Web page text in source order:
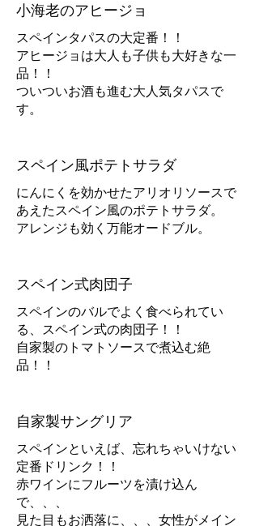
小海老のアヒージョ
スペインタパスの大定番！！
アヒージョは大人も子供も大好きな一
品！！
ついついお酒も進む大人気タパスで
す。
スペイン風ポテトサラダ
にんにくを効かせたアリオリソースで
あえたスペイン風のポテトサラダ。
アレンジも効く万能オードブル。
スペイン式肉団子
スペインのバルでよく食べられてい
る、スペイン式の肉団子！！
自家製のトマトソースで煮込む絶
自家製サングリア
スペインといえば、忘れちゃいけない
定番ドリンク！！
赤ワインにフルーツを漬け込ん
で、、、
見た目もお洒落に、、、女性がメイン